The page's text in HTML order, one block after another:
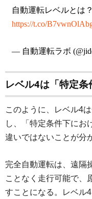
自動運転レベルとは
https://t.co/
— 自動運転ラボ
レベル4は「特定
このように、レベル4
し、「特定条件下にお
違いではないことが分
完全自動運転は、遠隔
ことなく走行可能で、
すことになる。レベル